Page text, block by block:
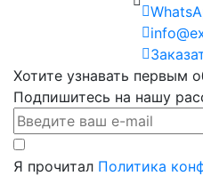
Хотите узнавать первым
Подпишитесь на нашу
Я прочитал Политика